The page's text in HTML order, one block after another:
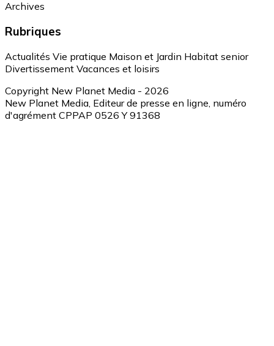
Archives
Rubriques
Actualités Vie pratique Maison et Jardin Habitat senior
Divertissement Vacances et loisirs
Copyright New Planet Media - 2026
New Planet Media, Editeur de presse en ligne, numéro
d'agrément CPPAP 0526 Y 91368